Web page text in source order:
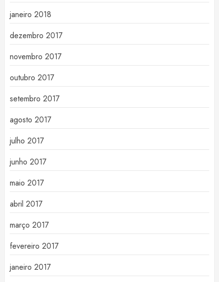
janeiro 2018
dezembro 2017
novembro 2017
outubro 2017
setembro 2017
agosto 2017
julho 2017
junho 2017
maio 2017
abril 2017
março 2017
fevereiro 2017
janeiro 2017